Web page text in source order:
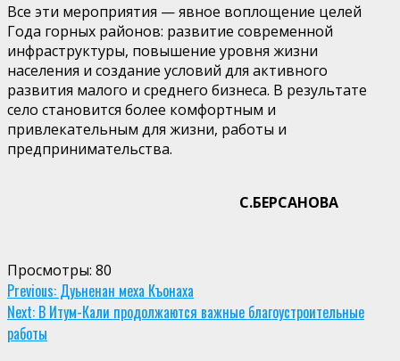
Все эти мероприятия — явное воплощение целей
Года горных районов: развитие современной
инфраструктуры, повышение уровня жизни
населения и создание условий для активного
развития малого и среднего бизнеса. В результате
село становится более комфортным и
привлекательным для жизни, работы и
предпринимательства.
С.БЕРСАНОВА
Просмотры: 80
Continue
Reading
Previous: Дуьненан меха Къонаха
Next: В Итум-Кали продолжаются важные благоустроительные
работы